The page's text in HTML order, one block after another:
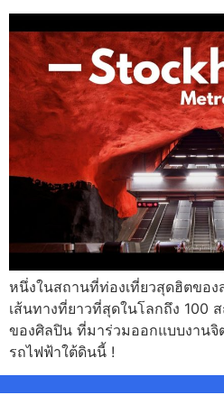
หนึ่งในสถานที่ท่องเที่ยวสุดฮิตของ
เส้นทางที่ยาวที่สุดในโลกถึง 100
ของศิลปิน ที่มาร่วมออกแบบงานจิ
รถไฟฟ้าใต้ดินนี้ !